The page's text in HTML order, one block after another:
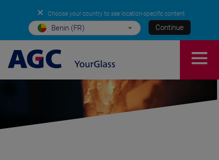
✕ Choose your country to see location-specific content
Benin (FR) Continue